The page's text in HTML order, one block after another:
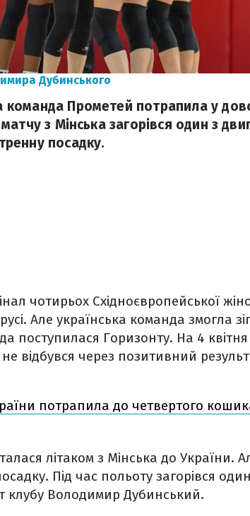
Дубинського
Прометей потрапила у
з Мінська загорівся один з
посадку.
чотирьох Східноєвропейської
Але українська команда змогла
поступилася Горизонту. На 4
не відбувся через позитивний
потрапила до четвертого
літаком з Мінська до України.
Під час польоту загорівся
клубу Володимир Дубинський.